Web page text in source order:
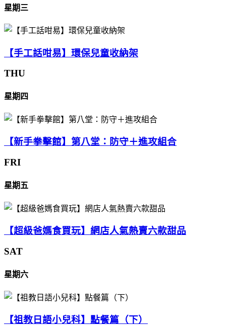
星期三
【手工話咁易】環保兒童收納架
THU
星期四
【新手拳擊館】第八堂：防守＋進攻組合
FRI
星期五
【超級爸媽食買玩】網店人氣熱賣六款甜品
SAT
星期六
【祖教日語小兒科】點餐篇（下）